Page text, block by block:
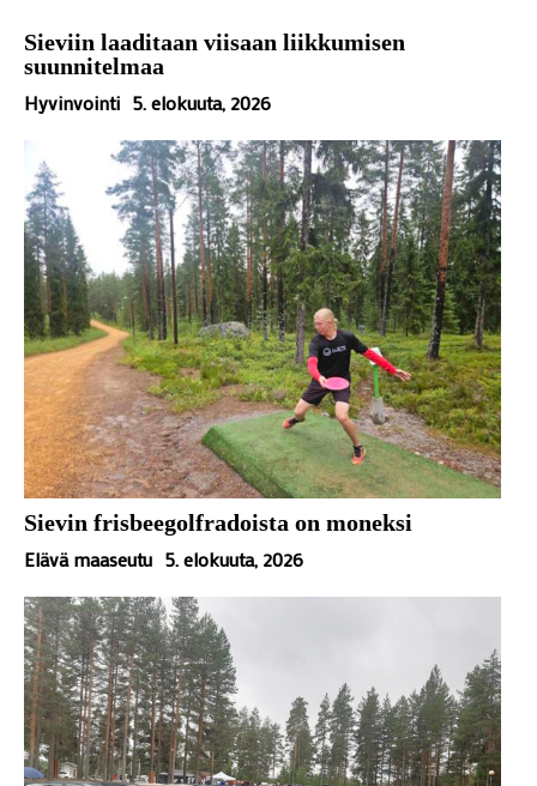
Sieviin laaditaan viisaan liikkumisen
suunnitelmaa
Hyvinvointi 5. elokuuta, 2026
Sievin frisbeegolfradoista on moneksi
Elävä maaseutu 5. elokuuta, 2026